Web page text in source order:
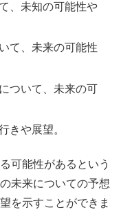
、未知の可能性や
て、未来の可能性
ついて、未来の可
きや展望。
可能性があるという
未来についての予想
を示すことができま